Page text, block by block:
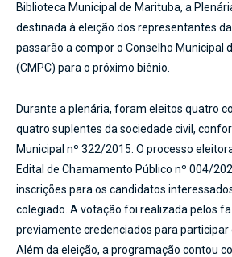
Biblioteca Municipal de Marituba, a
destinada à eleição dos representantes
passarão a compor o Conselho Municipal
(CMPC) para o próximo biênio.
Durante a plenária, foram eleitos quatro
quatro suplentes da sociedade civil,
Municipal nº 322/2015. O processo
Edital de Chamamento Público nº 004/
inscrições para os candidatos
colegiado. A votação foi realizada pelos
previamente credenciados para participar
Além da eleição, a programação contou